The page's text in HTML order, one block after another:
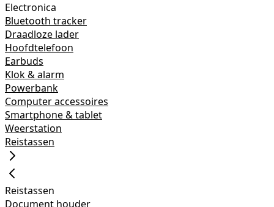
Electronica
Bluetooth tracker
Draadloze lader
Hoofdtelefoon
Earbuds
Klok & alarm
Powerbank
Computer accessoires
Smartphone & tablet
Weerstation
Reistassen
Reistassen
Document houder